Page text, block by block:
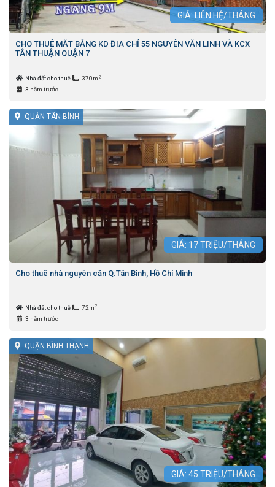
GIÁ: LIÊN HỆ/THÁNG
CHO THUÊ MĂT BẰNG KD ĐIA CHỈ 55 NGUYÊN VĂN LINH VÀ KCX
TÂN THUẬN QUẬN 7
Nhà đất cho thuê 370m 2
3 năm trước
QUẬN TÂN BÌNH
GIÁ: 17TRIỆU/THÁNG
Cho thuê nhà nguyên căn Q.Tân Bình, Hồ Chí Minh
Nhà đất cho thuê 72m 2
3 năm trước
QUẬN BÌNH THẠNH
GIÁ: 45 TRIỆU/THÁNG